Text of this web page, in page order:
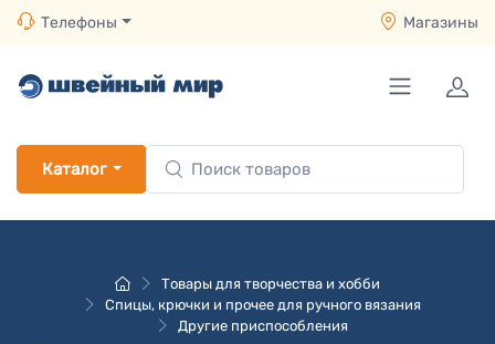
Телефоны Магазины
Каталог
Товары для творчества и хобби
Спицы, крючки и прочее для ручного вязания
Другие приспособления